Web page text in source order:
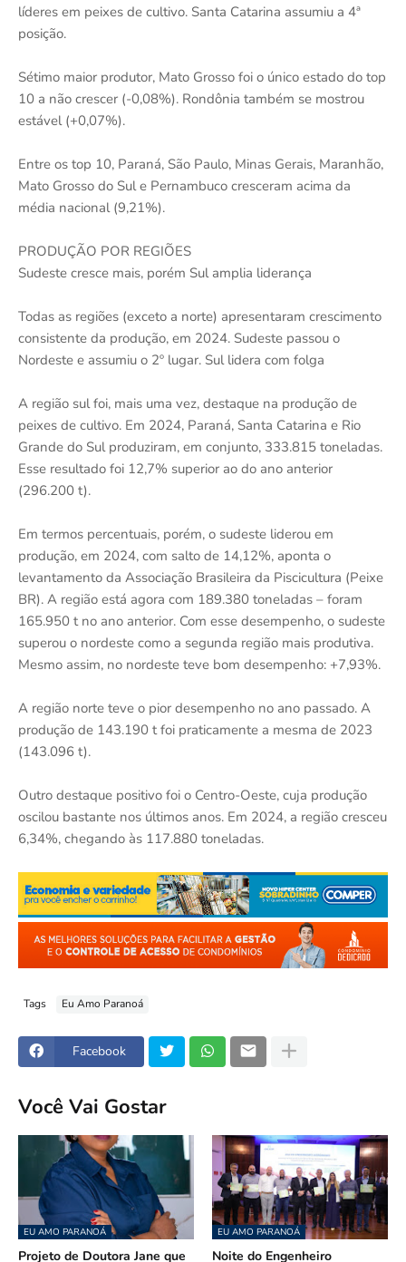
líderes em peixes de cultivo. Santa Catarina assumiu a 4ª
posição.
Sétimo maior produtor, Mato Grosso foi o único estado do top
10 a não crescer (-0,08%). Rondônia também se mostrou
estável (+0,07%).
Entre os top 10, Paraná, São Paulo, Minas Gerais, Maranhão,
Mato Grosso do Sul e Pernambuco cresceram acima da
média nacional (9,21%).
PRODUÇÃO POR REGIÕES
Sudeste cresce mais, porém Sul amplia liderança
Todas as regiões (exceto a norte) apresentaram crescimento
consistente da produção, em 2024. Sudeste passou o
Nordeste e assumiu o 2º lugar. Sul lidera com folga
A região sul foi, mais uma vez, destaque na produção de
peixes de cultivo. Em 2024, Paraná, Santa Catarina e Rio
Grande do Sul produziram, em conjunto, 333.815 toneladas.
Esse resultado foi 12,7% superior ao do ano anterior
(296.200 t).
Em termos percentuais, porém, o sudeste liderou em
produção, em 2024, com salto de 14,12%, aponta o
levantamento da Associação Brasileira da Piscicultura (Peixe
BR). A região está agora com 189.380 toneladas – foram
165.950 t no ano anterior. Com esse desempenho, o sudeste
superou o nordeste como a segunda região mais produtiva.
Mesmo assim, no nordeste teve bom desempenho: +7,93%.
A região norte teve o pior desempenho no ano passado. A
produção de 143.190 t foi praticamente a mesma de 2023
(143.096 t).
Outro destaque positivo foi o Centro-Oeste, cuja produção
oscilou bastante nos últimos anos. Em 2024, a região cresceu
6,34%, chegando às 117.880 toneladas.
Tags Eu Amo Paranoá
Facebook
Você Vai Gostar
EU AMO PARANOÁ
Projeto de Doutora Jane que
EU AMO PARANOÁ
Noite do Engenheiro